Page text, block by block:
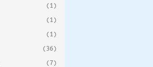
(1)
(1)
(1)
(36)
(7)